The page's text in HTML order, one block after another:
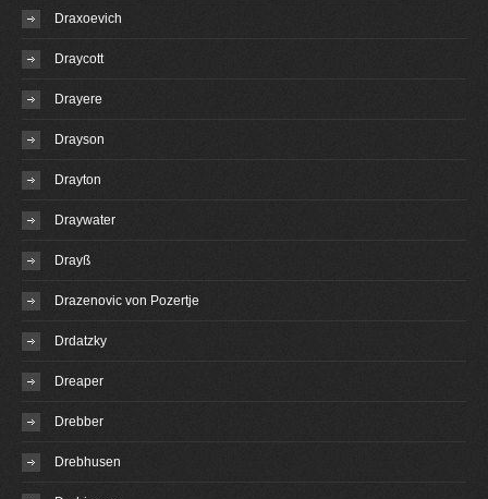
Draxoevich
Draycott
Drayere
Drayson
Drayton
Draywater
Drayß
Drazenovic von Pozertje
Drdatzky
Dreaper
Drebber
Drebhusen